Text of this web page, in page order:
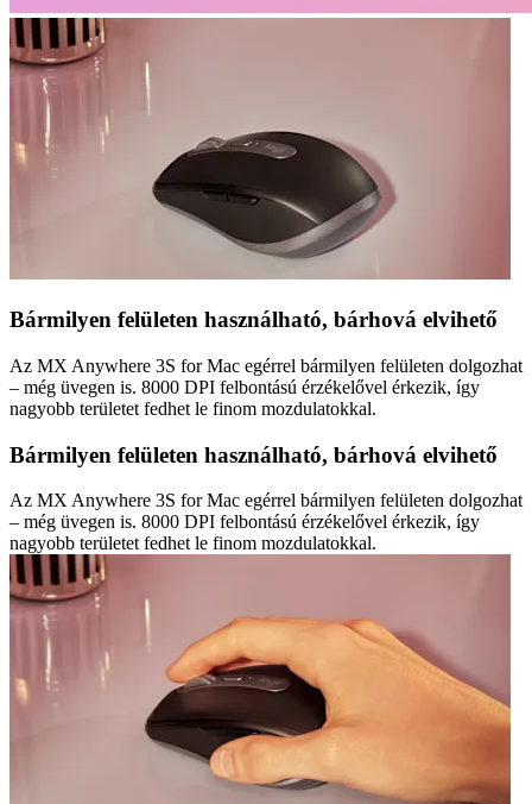
Bármilyen felületen használható, bárhová elvihető
Az MX Anywhere 3S for Mac egérrel bármilyen felületen dolgozhat
– még üvegen is. 8000 DPI felbontású érzékelővel érkezik, így
nagyobb területet fedhet le finom mozdulatokkal.
Bármilyen felületen használható, bárhová elvihető
Az MX Anywhere 3S for Mac egérrel bármilyen felületen dolgozhat
– még üvegen is. 8000 DPI felbontású érzékelővel érkezik, így
nagyobb területet fedhet le finom mozdulatokkal.